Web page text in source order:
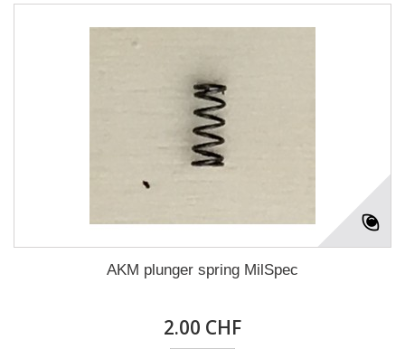
AKM plunger spring MilSpec
2.00 CHF